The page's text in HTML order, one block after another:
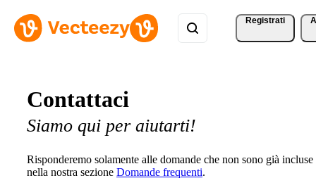
Registrati
Contattaci
Siamo qui per aiutarti!
Risponderemo solamente alle domande che non sono già incluse
nella nostra sezione Domande frequenti.